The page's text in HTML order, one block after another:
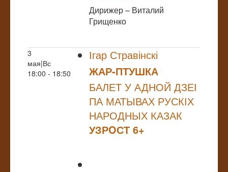
Дирижер – Виталий
Грищенко
3
мая|Вс
18:00 - 18:50
Ігар Стравінскі
ЖАР-ПТУШКА
БАЛЕТ У АДНОЙ ДЗЕІ
ПА МАТЫВАХ РУСКІХ
НАРОДНЫХ КАЗАК
УЗРOСТ 6+